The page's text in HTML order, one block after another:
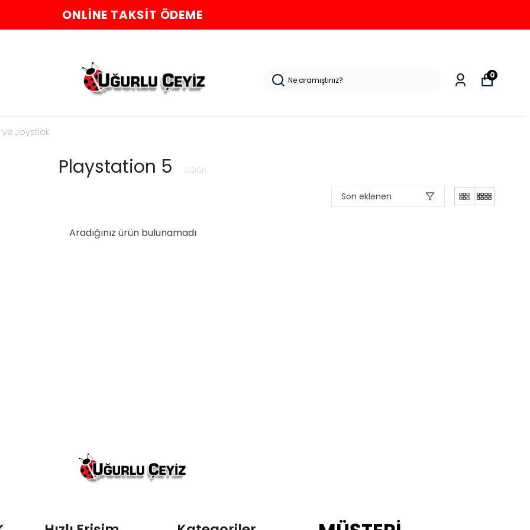
ONLINE TAKSIT ÖDEME
0
Joystick
Playstation 5 0 ürün
Son eklenen
Aradığınız ürün bulunamadı